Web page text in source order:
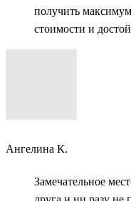
получить
стоимости и
Ангелина К.
Замечательное